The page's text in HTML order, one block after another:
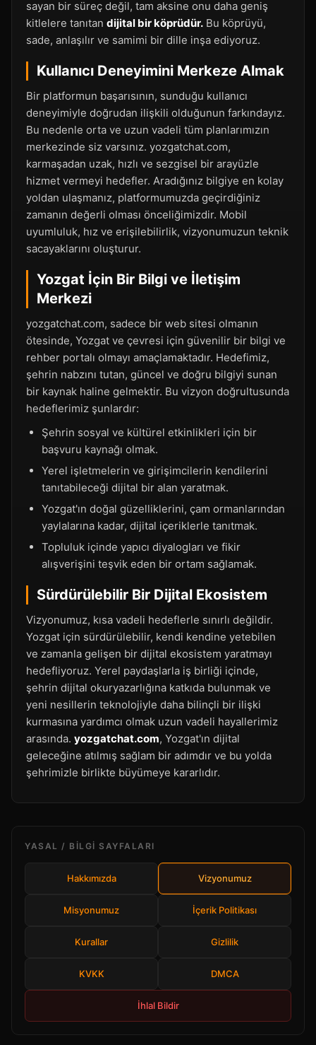
sayan bir süreç değil, tam aksine onu daha geniş
kitlelere tanıtan dijital bir köprüdür. Bu köprüyü,
sade, anlaşılır ve samimi bir dille inşa ediyoruz.
Kullanıcı Deneyimini Merkeze Almak
Bir platformun başarısının, sunduğu kullanıcı
deneyimiyle doğrudan ilişkili olduğunun farkındayız.
Bu nedenle orta ve uzun vadeli tüm planlarımızın
merkezinde siz varsınız. yozgatchat.com,
karmaşadan uzak, hızlı ve sezgisel bir arayüzle
hizmet vermeyi hedefler. Aradığınız bilgiye en kolay
yoldan ulaşmanız, platformumuzda geçirdiğiniz
zamanın değerli olması önceliğimizdir. Mobil
uyumluluk, hız ve erişilebilirlik, vizyonumuzun teknik
sacayaklarını oluşturur.
Yozgat İçin Bir Bilgi ve İletişim
Merkezi
yozgatchat.com, sadece bir web sitesi olmanın
ötesinde, Yozgat ve çevresi için güvenilir bir bilgi ve
rehber portalı olmayı amaçlamaktadır. Hedefimiz,
şehrin nabzını tutan, güncel ve doğru bilgiyi sunan
bir kaynak haline gelmektir. Bu vizyon doğrultusunda
hedeflerimiz şunlardır:
Şehrin sosyal ve kültürel etkinlikleri için bir
başvuru kaynağı olmak.
Yerel işletmelerin ve girişimcilerin kendilerini
tanıtabileceği dijital bir alan yaratmak.
Yozgat'ın doğal güzelliklerini, çam ormanlarından
yaylalarına kadar, dijital içeriklerle tanıtmak.
Topluluk içinde yapıcı diyalogları ve fikir
alışverişini teşvik eden bir ortam sağlamak.
Sürdürülebilir Bir Dijital Ekosistem
Vizyonumuz, kısa vadeli hedeflerle sınırlı değildir.
Yozgat için sürdürülebilir, kendi kendine yetebilen
ve zamanla gelişen bir dijital ekosistem yaratmayı
hedefliyoruz. Yerel paydaşlarla iş birliği içinde,
şehrin dijital okuryazarlığına katkıda bulunmak ve
yeni nesillerin teknolojiyle daha bilinçli bir ilişki
kurmasına yardımcı olmak uzun vadeli hayallerimiz
arasında. yozgatchat.com, Yozgat'ın dijital
geleceğine atılmış sağlam bir adımdır ve bu yolda
şehrimizle birlikte büyümeye kararlıdır.
YASAL / BILGI SAYFALARI
Hakkımızda Vizyonumuz
Misyonumuz İçerik Politikası
Kurallar Gizlilik
KVKK DMCA
İhlal Bildir